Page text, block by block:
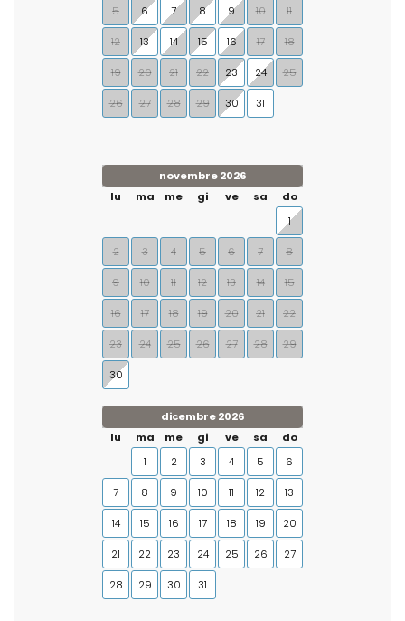
5 6 7 8 9 10 11
12 13 14 15 16 17 18
19 20 21 22 23 24 25
26 27 28 29 30 31
novembre 2026
lu
ma me gi ve sa
do
1
2 3 4 5 6 7 8
9 10 11 12 13 14 15
16 17 18 19 20 21 22
23 24 25 26 27 28 29
30
dicembre 2026
lu
ma me gi ve sa
do
1
2 3 4 5 6
7 8 9 10 11 12 13
14 15 16 17 18 19 20
21 22 23 24 25 26 27
28 29 30 31